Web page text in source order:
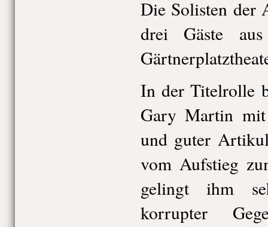
Die Solisten der
drei Gäste
In der Titelrolle
Gary Martin mit
und guter
vom Aufstieg
gelingt ihm
korrupter